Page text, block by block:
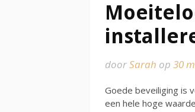
doorSarah op 30
Goede beveiliging is
een hele hoge